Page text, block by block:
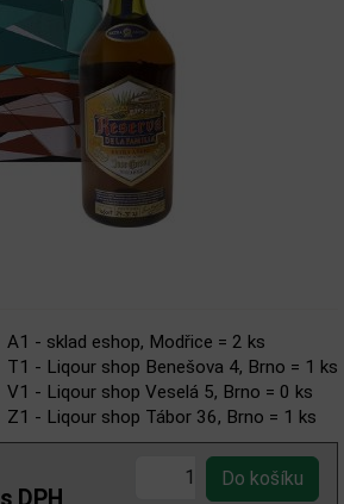
A1 - sklad eshop, Modřice = 2 ks
T1 - Liqour shop Benešova 4, Brno = 1 ks
V1 - Liqour shop Veselá 5, Brno = 0 ks
Z1 - Liqour shop Tábor 36, Brno = 1 ks